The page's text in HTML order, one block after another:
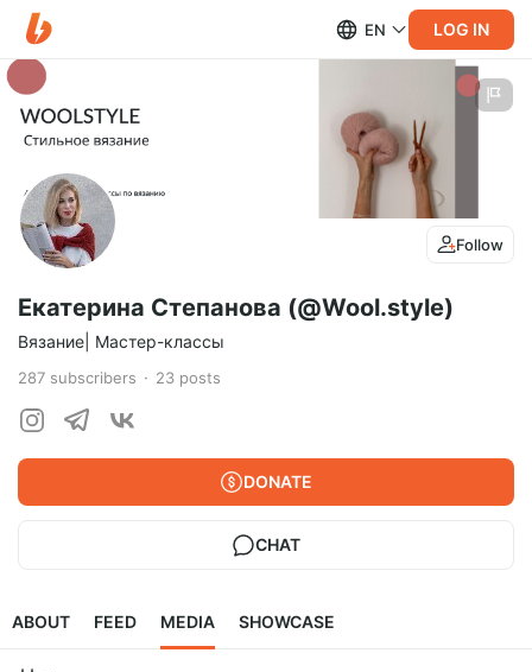
EN LOG IN
Follow
Екатерина Степанова (@Wool.style)
Вязание| Мастер-классы
287 subscribers 23 posts
DONATE
CHAT
ABOUT FEED MEDIA SHOWCASE